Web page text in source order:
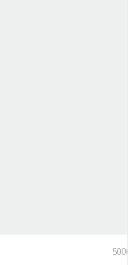
5000